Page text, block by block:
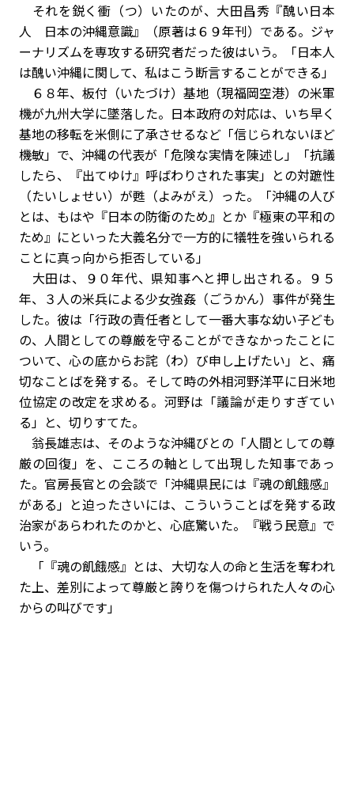
それを鋭く衝（つ）いたのが、大田昌秀『醜い日本
人 日本の沖縄意識』（原著は６９年刊）である。ジャ
ーナリズムを専攻する研究者だった彼はいう。「日本人
は醜い――沖縄に関して、私はこう断言することができる」
６８年、板付（いたづけ）基地（現福岡空港）の米軍
機が九州大学に墜落した。日本政府の対応は、いち早く
基地の移転を米側に了承させるなど「信じられないほど
機敏」で、沖縄の代表が「危険な実情を陳述し」「抗議
したら、『出てゆけ』呼ばわりされた事実」との対蹠性
（たいしょせい）が甦（よみがえ）った。「沖縄の人び
とは、もはや『日本の防衛のため』とか『極東の平和の
ため』にといった大義名分で一方的に犠牲を強いられる
ことに真っ向から拒否している」
大田は、９０年代、県知事へと押し出される。９５
年、３人の米兵による少女強姦（ごうかん）事件が発生
した。彼は「行政の責任者として一番大事な幼い子ども
の、人間としての尊厳を守ることができなかったことに
ついて、心の底からお詫（わ）び申し上げたい」と、痛
切なことばを発する。そして時の外相河野洋平に日米地
位協定の改定を求める。河野は「議論が走りすぎてい
る」と、切りすてた。
翁長雄志は、そのような沖縄びとの「人間としての尊
厳の回復」を、こころの軸として出現した知事であっ
た。官房長官との会談で「沖縄県民には『魂の飢餓感』
がある」と迫ったさいには、こういうことばを発する政
治家があらわれたのかと、心底驚いた。『戦う民意』で
いう。
「『魂の飢餓感』とは、大切な人の命と生活を奪われ
た上、差別によって尊厳と誇りを傷つけられた人々の心
からの叫びです」